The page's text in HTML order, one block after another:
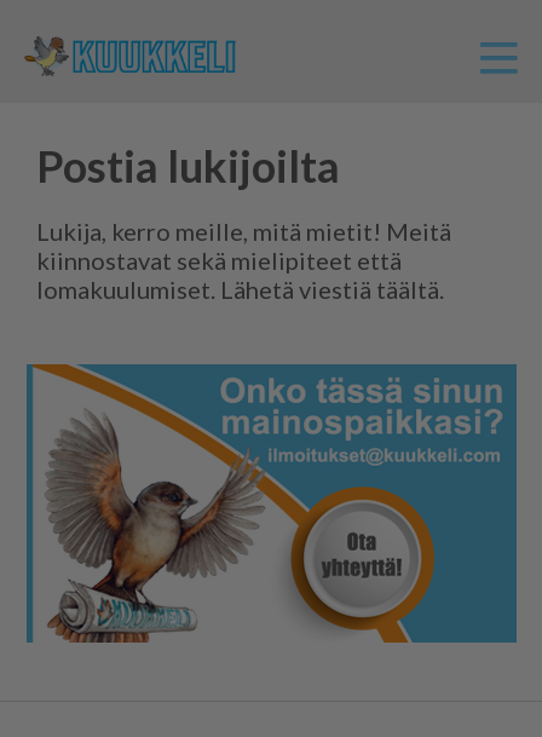
Postia lukijoilta
Lukija, kerro meille, mitä mietit! Meitä
kiinnostavat sekä mielipiteet että
lomakuulumiset. Lähetä viestiä täältä.